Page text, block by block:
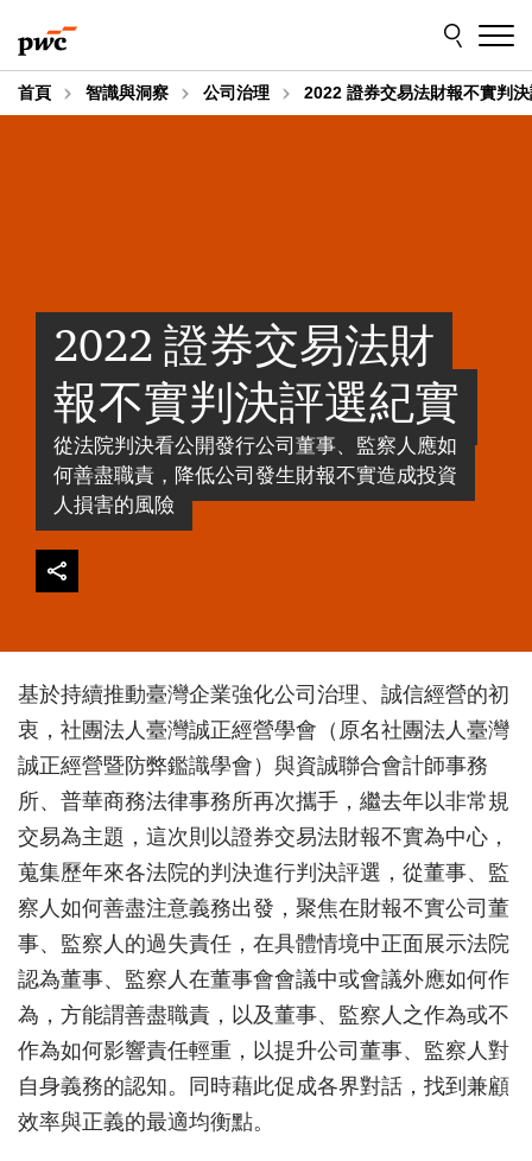
to
content
to
footer
首頁 智識與洞察 公司治理 2022 證券交易法財報不實判
2022 證券交易法財
報不實判決評選紀實
從法院判決看公開發行公司董事、監察人應如
何善盡職責，降低公司發生財報不實造成投資
人損害的風險
基於持續推動臺灣企業強化公司治理、誠信經營的初
衷，社團法人臺灣誠正經營學會（原名社團法人臺灣
誠正經營暨防弊鑑識學會）與資誠聯合會計師事務
所、普華商務法律事務所再次攜手，繼去年以非常規
交易為主題，這次則以證券交易法財報不實為中心，
蒐集歷年來各法院的判決進行判決評選，從董事、監
察人如何善盡注意義務出發，聚焦在財報不實公司董
事、監察人的過失責任，在具體情境中正面展示法院
認為董事、監察人在董事會會議中或會議外應如何作
為，方能謂善盡職責，以及董事、監察人之作為或不
作為如何影響責任輕重，以提升公司董事、監察人對
自身義務的認知。同時藉此促成各界對話，找到兼顧
效率與正義的最適均衡點。